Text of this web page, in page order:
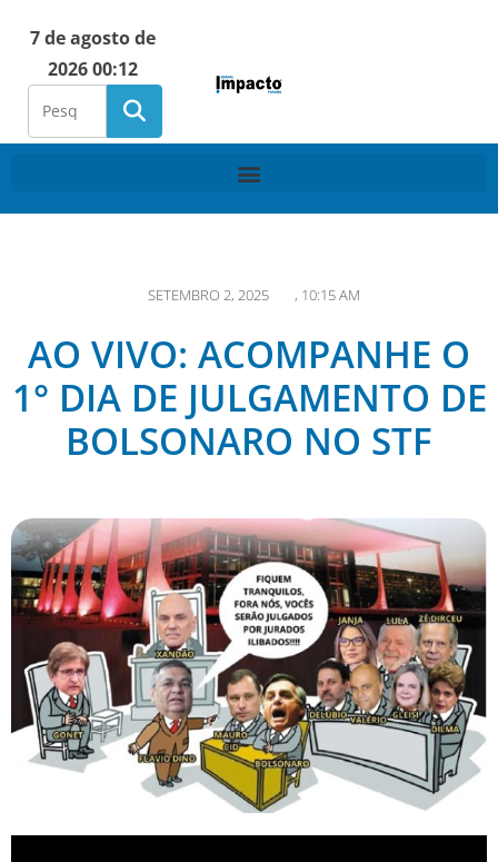
7 de agosto de
2026 00:12
SETEMBRO 2, 2025 , 10:15 AM
AO VIVO: ACOMPANHE O
1° DIA DE JULGAMENTO DE
BOLSONARO NO STF